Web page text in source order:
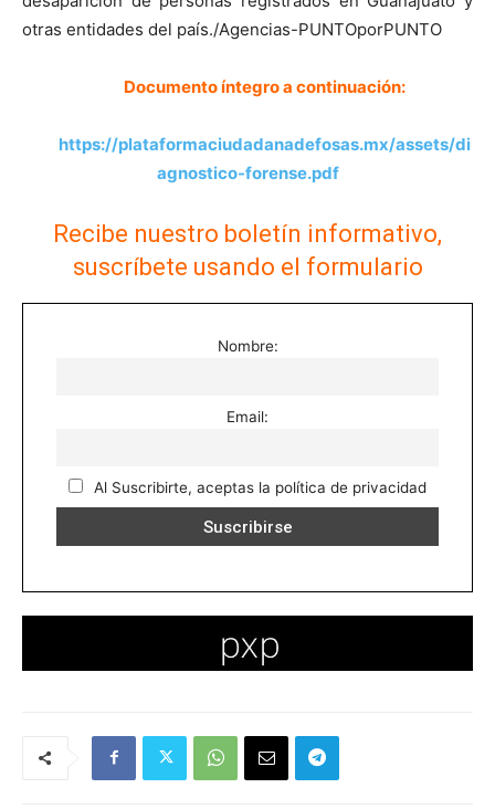
otras entidades del país./Agencias-PUNTOporPUNTO
Documento íntegro a continuación:
https://plataformaciudadanadefosas.mx/assets/di
agnostico-forense.pdf
Recibe nuestro boletín informativo,
suscríbete usando el formulario
Nombre:
Email:
Al Suscribirte, aceptas la política de privacidad